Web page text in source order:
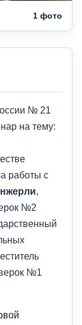
1 фото
№ 21
на тему:
работы с
,
№2
№1